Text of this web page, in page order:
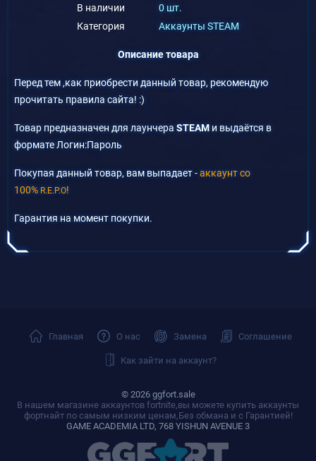
В наличии
0 шт.
Категория
Аккаунты STEAM
Описание товара
Перед тем ,как приобрести данный товар, рекомендую
прочитать правила сайта! :)
Товар предназначен для лаунчера STEAMи выдаётся в
формате Логин:Пароль
Покупая данный товар, вам выпадает -аккаунт со
100% R.E.P.O!
Гарантия на момент покупки.
© 2026 ggfort.sale
В нашем магазине аккаунтов fortnite,вы можете купить аккаунты
фортнайт по самым низким ценам,Без обмана и с Гарантией!
GAME ACADEMIA LTD, 768 YISHUN AVENUE 3
Главная О нас Замена
Соглашение
Как зайти на аккаунт?